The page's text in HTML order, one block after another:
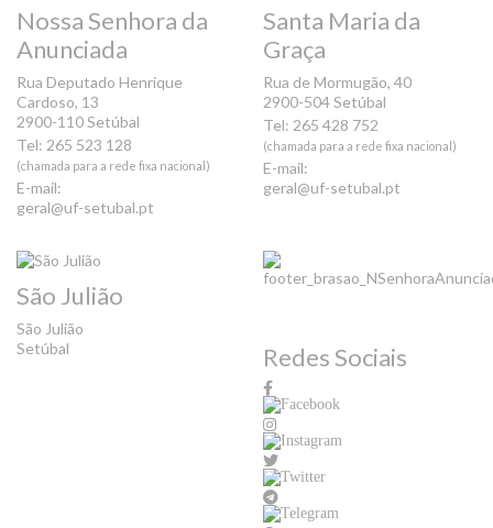
Nossa Senhora da
Anunciada
Rua Deputado Henrique
Cardoso, 13
2900-110 Setúbal
Tel: 265 523 128
(chamada para a rede fixa nacional)
E-mail:
geral@uf-setubal.pt
Santa Maria da
Graça
Rua de Mormugão, 40
2900-504 Setúbal
Tel: 265 428 752
(chamada para a rede fixa nacional)
E-mail:
geral@uf-setubal.pt
São Julião
São Julião
Setúbal
Redes Sociais